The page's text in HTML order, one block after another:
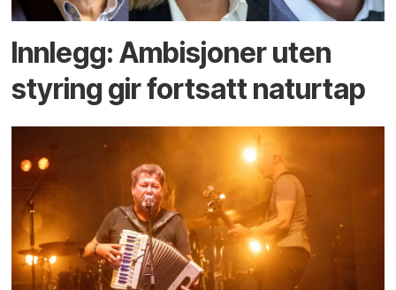
Innlegg: Ambisjoner uten
styring gir fortsatt naturtap